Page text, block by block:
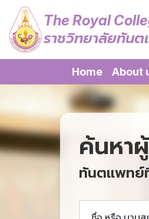
The Royal
ราชวิทยาลัยทันต
Home About
ค้นหา
ทันตแพทย์